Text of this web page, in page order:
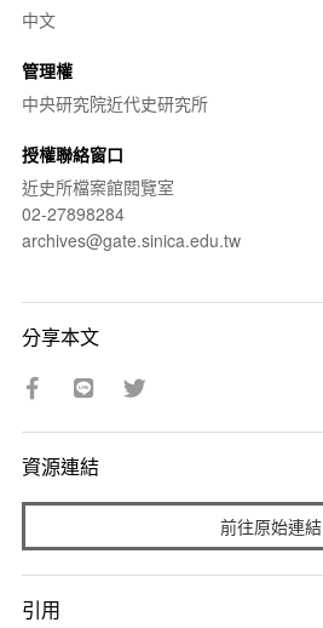
中文
管理權
中央研究院近代史研究所
授權聯絡窗口
近史所檔案館閱覽室
02-27898284
archives@gate.sinica.edu.tw
分享本文
資源連結
前往原始連結
引用